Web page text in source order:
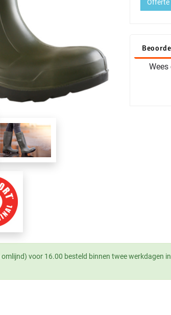
Offerte
voor 16.00 besteld binnen twee werkdagen